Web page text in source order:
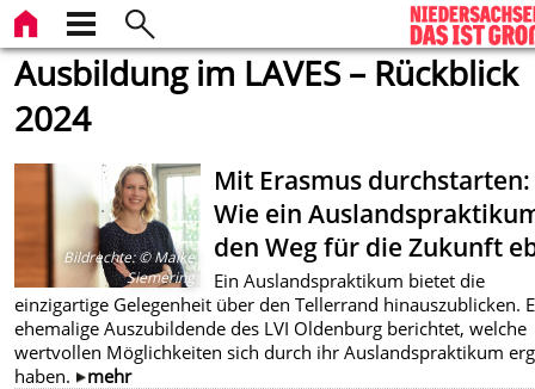
Ausbildung im LAVES – Rückblick
2024
Bildrechte:© Maike
Siemering
Mit Erasmus durchstarten:
Wie ein
den Weg für die Zukunft
Ein Auslandspraktikum bietet die
einzigartige Gelegenheit über den Tellerrand hinauszublicken.
ehemalige Auszubildende des LVI Oldenburg berichtet, welche
wertvollen Möglichkeiten sich durch ihr Auslandspraktikum
haben.
mehr